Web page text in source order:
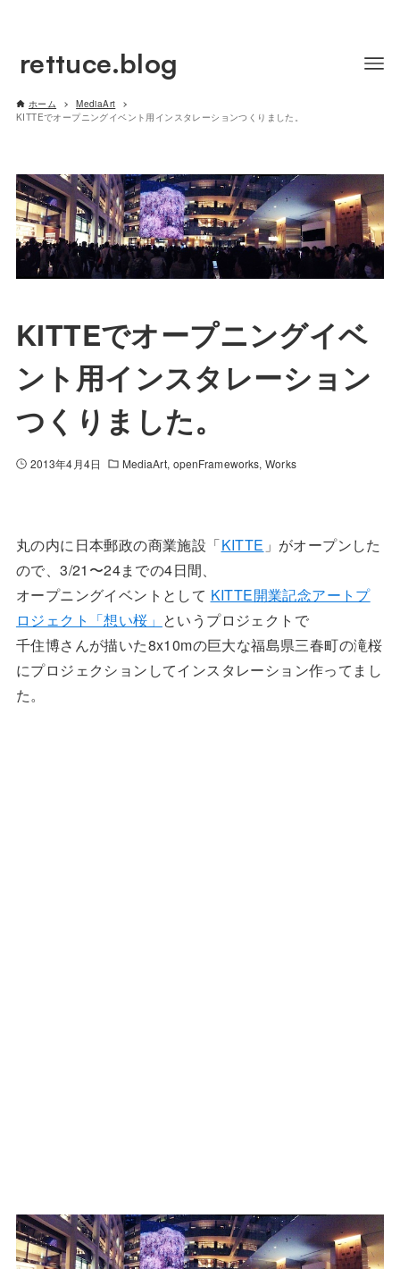
rettuce.blog
ホーム
MediaArt
KITTEでオープニングイベント用インスタレーションつくりました。
KITTEでオープニングイベ
ント用インスタレーション
つくりました。
2013年4月4日 MediaArt openFrameworks Works
丸の内に日本郵政の商業施設「KITTE 」がオープンした
ので、3/21〜24までの4日間、
オープニングイベントとして KITTE開業記念アートプ
ロジェクト「想い桜」 というプロジェクトで
千住博さんが描いた8x10mの巨大な福島県三春町の滝桜
にプロジェクションしてインスタレーション作ってまし
た。